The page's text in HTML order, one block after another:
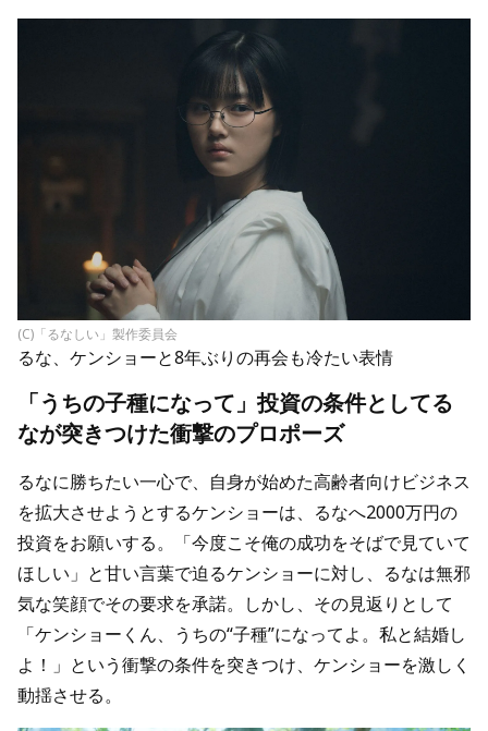
(C)「るなしい」製作委員会
るな、ケンショーと8年ぶりの再会も冷たい表情
「うちの子種になって」投資の条件としてる
なが突きつけた衝撃のプロポーズ
るなに勝ちたい一心で、自身が始めた高齢者向けビジネス
を拡大させようとするケンショーは、るなへ2000万円の
投資をお願いする。「今度こそ俺の成功をそばで見ていて
ほしい」と甘い言葉で迫るケンショーに対し、るなは無邪
気な笑顔でその要求を承諾。しかし、その見返りとして
「ケンショーくん、うちの“子種”になってよ。私と結婚し
よ！」という衝撃の条件を突きつけ、ケンショーを激しく
動揺させる。